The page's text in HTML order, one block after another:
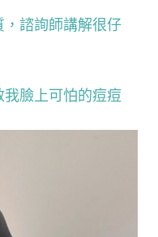
，諮詢師講解很仔
臉上可怕的痘痘